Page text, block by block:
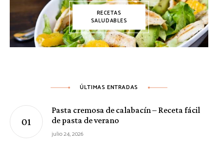
RECETAS
SALUDABLES
ÚLTIMAS ENTRADAS
Pasta cremosa de calabacín – Receta fácil
de pasta de verano
julio 24, 2026